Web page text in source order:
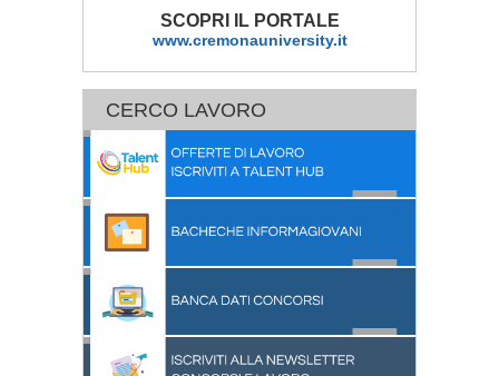
SCOPRI IL PORTALE
www.cremonauniversity.it
CERCO LAVORO